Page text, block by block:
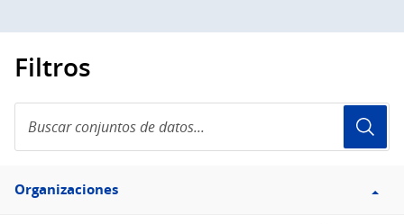
Filtros
conjuntos
de
Filtro
Organizaciones
Organizaciones